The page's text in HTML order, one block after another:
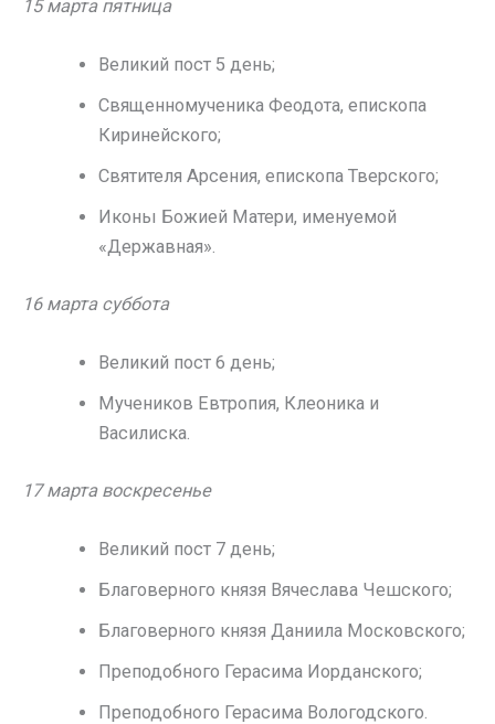
15 марта пятница
Великий пост 5 день;
Священномученика Феодота, епископа
Киринейского;
Святителя Арсения, епископа Тверского;
Иконы Божией Матери, именуемой
«Державная».
16 марта суббота
Великий пост 6 день;
Мучеников Евтропия, Клеоника и
Василиска.
17 марта воскресенье
Великий пост 7 день;
Благоверного князя Вячеслава Чешского;
Благоверного князя Даниила Московского;
Преподобного Герасима Иорданского;
Преподобного Герасима Вологодского.